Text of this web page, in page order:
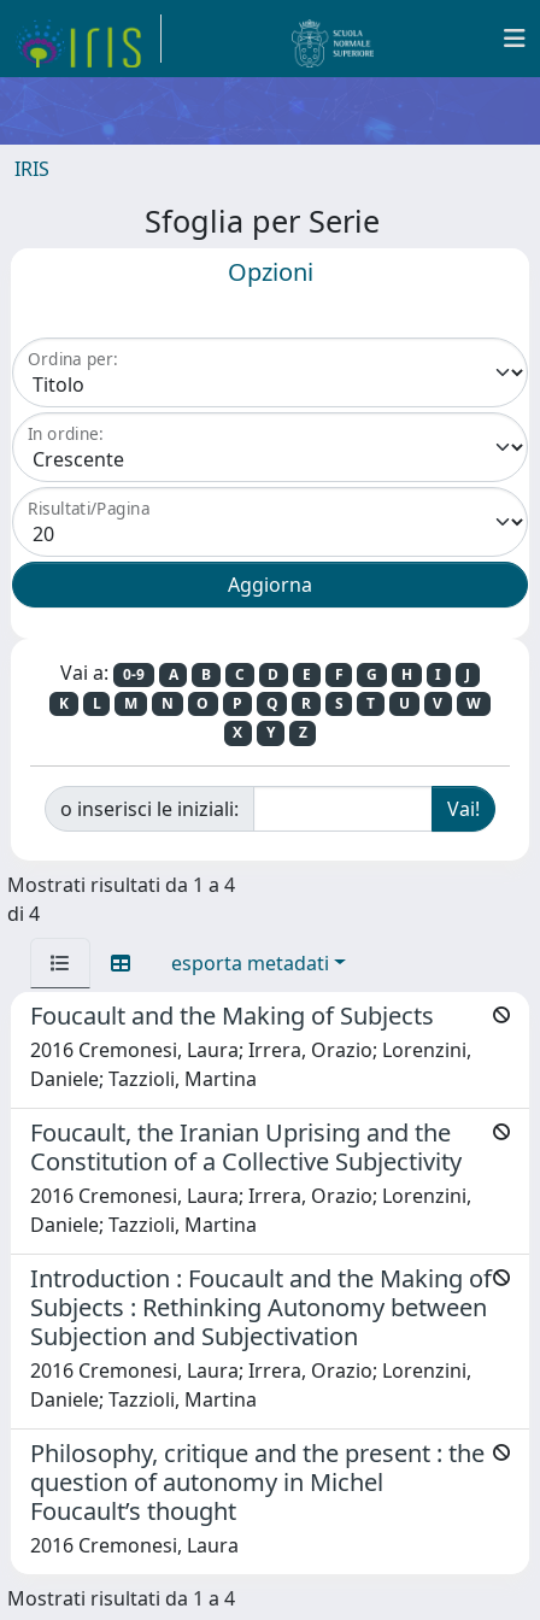
IRIS
Sfoglia per Serie
Opzioni
Ordina per:
In ordine:
Risultati/Pagina
Vai a: 0-9 A B C D E F G H I
J
K
L M N O P Q R S T U V
W
X
Y Z
o inserisci le iniziali:
Mostrati risultati da 1 a 4
di 4
esporta metadati
Foucault and the Making of Subjects
2016 Cremonesi, Laura; Irrera, Orazio; Lorenzini,
Daniele; Tazzioli, Martina
Foucault, the Iranian Uprising and the
Constitution of a Collective Subjectivity
2016 Cremonesi, Laura; Irrera, Orazio; Lorenzini,
Daniele; Tazzioli, Martina
Introduction : Foucault and the Making of
Subjects : Rethinking Autonomy between
Subjection and Subjectivation
2016 Cremonesi, Laura; Irrera, Orazio; Lorenzini,
Daniele; Tazzioli, Martina
Philosophy, critique and the present : the
question of autonomy in Michel
Foucault’s thought
2016 Cremonesi, Laura
Mostrati risultati da 1 a 4